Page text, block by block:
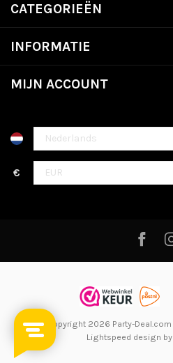
CATEGORIEËN
INFORMATIE
MIJN ACCOUNT
€
© Copyright 2026 Party-Deal.com
Lightspeed design by